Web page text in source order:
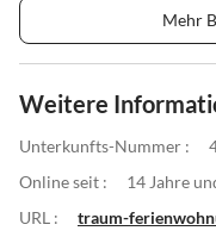
Mehr
Weitere
Unterkunfts-Nummer :
Online seit :
14 Jahre
URL :
traum-